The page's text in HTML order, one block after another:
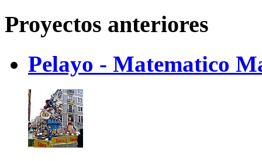
Proyectos anteriores
Pelayo - Matematico